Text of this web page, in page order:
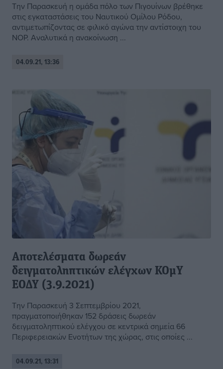
Την Παρασκευή η ομάδα πόλο των Πιγουίνων βρέθηκε
στις εγκαταστάσεις του Ναυτικού Ομίλου Ρόδου,
αντιμετωπίζοντας σε φιλικό αγώνα την αντίστοιχη του
ΝΟΡ. Αναλυτικά η ανακοίνωση ...
04.09.21, 13:36
Αποτελέσματα δωρεάν
δειγματοληπτικών ελέγχων ΚΟμΥ
ΕΟΔΥ (3.9.2021)
Την Παρασκευή 3 Σεπτεμβρίου 2021,
πραγματοποιήθηκαν 152 δράσεις δωρεάν
δειγματοληπτικού ελέγχου σε κεντρικά σημεία 66
Περιφερειακών Ενοτήτων της χώρας, στις οποίες ...
04.09.21, 13:31